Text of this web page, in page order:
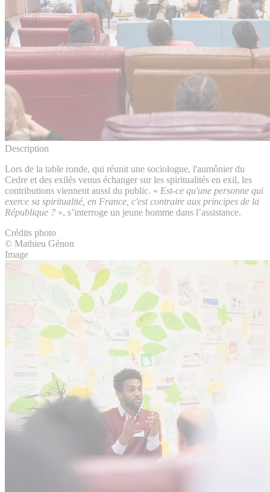
Description
Lors de la table ronde, qui réunit une sociologue, l'aumônier du
Cedre et des exilés venus échanger sur les spiritualités en exil, les
contributions viennent aussi du public. « Est-ce qu'une personne qui
exerce sa spiritualité, en France, c'est contraire aux principes de la
République ? », s’interroge un jeune homme dans l’assistance.
Crédits photo
© Mathieu Génon
Image